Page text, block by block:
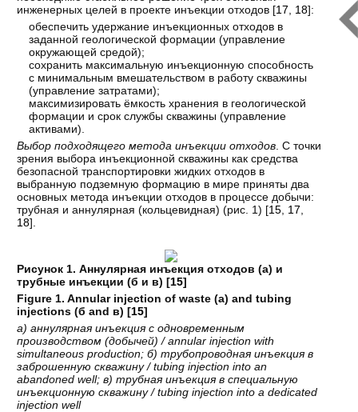
инженерных целей в проекте инъекции отходов [17 18]:
обеспечить удержание инъекционных отходов в
заданной геологической формации (управление
окружающей средой);
сохранить максимальную инъекционную способность
с минимальным вмешательством в работу скважины
(управление затратами);
максимизировать ёмкость хранения в геологической
формации и срок службы скважины (управление
активами).
Выбор подходящего метода инъекции отходов . С точки
зрения выбора инъекционной скважины как средства
безопасной транспортировки жидких отходов в
выбранную подземную формацию в мире приняты два
основных метода инъекции отходов в процессе добычи:
трубная и аннулярная (кольцевидная) (рис. 1) [15 17
18].
Рисунок 1. Аннулярная инъекция отходов (а) и
трубные инъекции (б и в) [15]
Figure 1. Annular injection of waste (а) and tubing
injections (б and в) [15]
а) аннулярнаяинъекцияс одновременным
производством (добычей) / annular injection with
simultaneous production; б) трубопроводнаяинъекцияв
заброшенную скважину/ tubing injection into an
abandoned well; в) трубнаяинъекцияв специальную
инъекционную скважину/ tubing injection into a dedicated
injection well